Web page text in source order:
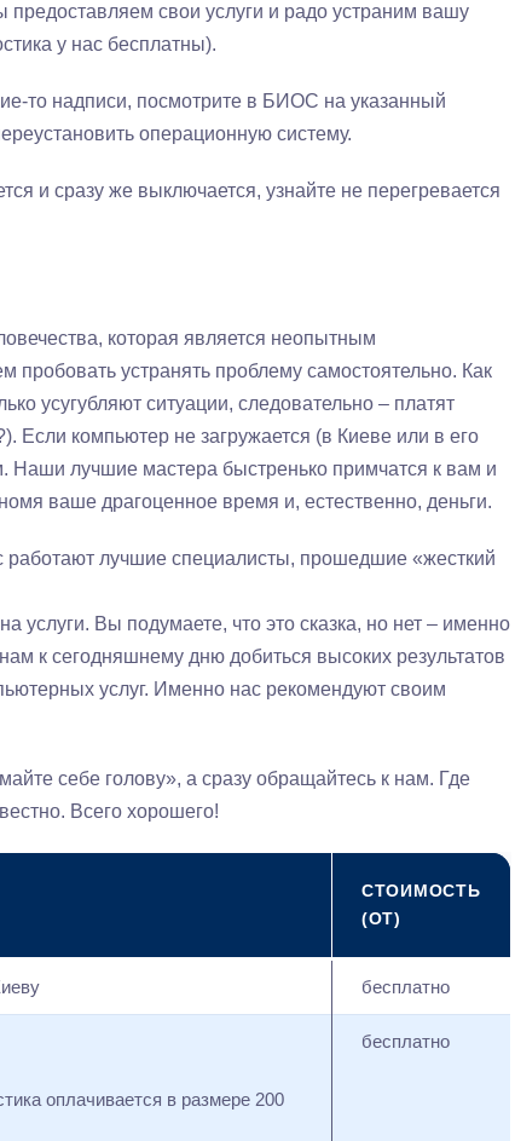
свои услуги и радо устраним вашу
у нас бесплатны).
то надписи, посмотрите в БИОС на указанный
операционную систему.
и сразу же выключается, узнайте не перегревается
которая является неопытным
пробовать устранять проблему самостоятельно. Как
усугубляют ситуации, следовательно – платят
Если компьютер не загружается (в Киеве или в его
Наши лучшие мастера быстренько примчатся к вам и
ваше драгоценное время и, естественно, деньги.
работают лучшие специалисты, прошедшие «жесткий
услуги. Вы подумаете, что это сказка, но нет – именно
к сегодняшнему дню добиться высоких результатов
услуг. Именно нас рекомендуют своим
себе голову», а сразу обращайтесь к нам. Где
Всего хорошего!
СТОИМОСТЬ
(ОТ)
бесплатно
оплачивается в размере 200
бесплатно